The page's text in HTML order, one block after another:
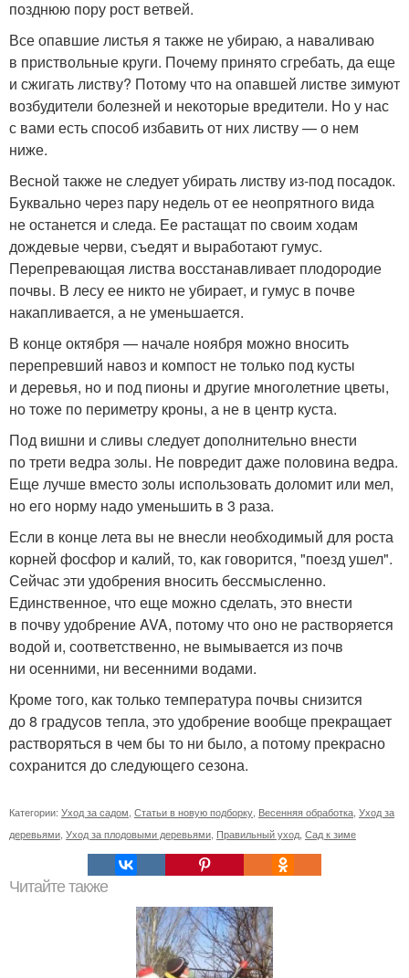
позднюю пору рост ветвей.
Все опавшие листья я также не убираю, а наваливаю
в приствольные круги. Почему принято сгребать, да еще
и сжигать листву? Потому что на опавшей листве зимуют
возбудители болезней и некоторые вредители. Но у нас
с вами есть способ избавить от них листву — о нем
ниже.
Весной также не следует убирать листву из-под посадок.
Буквально через пару недель от ее неопрятного вида
не останется и следа. Ее растащат по своим ходам
дождевые черви, съедят и выработают гумус.
Перепревающая листва восстанавливает плодородие
почвы. В лесу ее никто не убирает, и гумус в почве
накапливается, а не уменьшается.
В конце октября — начале ноября можно вносить
перепревший навоз и компост не только под кусты
и деревья, но и под пионы и другие многолетние цветы,
но тоже по периметру кроны, а не в центр куста.
Под вишни и сливы следует дополнительно внести
по трети ведра золы. Не повредит даже половина ведра.
Еще лучше вместо золы использовать доломит или мел,
но его норму надо уменьшить в 3 раза.
Если в конце лета вы не внесли необходимый для роста
корней фосфор и калий, то, как говорится, "поезд ушел".
Сейчас эти удобрения вносить бессмысленно.
Единственное, что еще можно сделать, это внести
в почву удобрение AVA, потому что оно не растворяется
водой и, соответственно, не вымывается из почв
ни осенними, ни весенними водами.
Кроме того, как только температура почвы снизится
до 8 градусов тепла, это удобрение вообще прекращает
растворяться в чем бы то ни было, а потому прекрасно
сохранится до следующего сезона.
Категории: Уход за садом Статьи в новую подборку Весенняя обработка Уход за
деревьями Уход за плодовыми деревьями Правильный уход Сад к зиме
Читайте также